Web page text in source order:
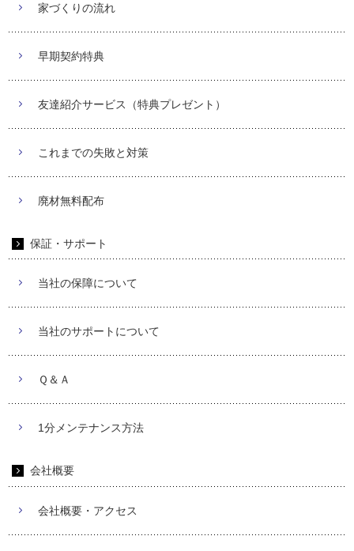
家づくりの流れ
早期契約特典
友達紹介サービス（特典プレゼント）
これまでの失敗と対策
廃材無料配布
保証・サポート
当社の保障について
当社のサポートについて
Ｑ＆Ａ
1分メンテナンス方法
会社概要
会社概要・アクセス